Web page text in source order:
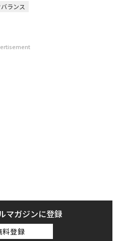
ランス
マガジンに登録
料登録